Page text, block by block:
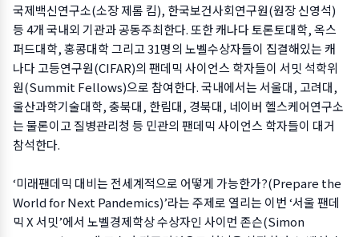
국제백신연구소(소장 제롬 킴), 한국보건사회연구원(원장 신영석)
등 4개 국내외 기관과 공동주최한다. 또한 캐나다 토론토대학, 옥스
퍼드대학, 홍콩대학 그리고 31명의 노벨수상자들이 집결해있는 캐
나다 고등연구원(CIFAR)의 팬데믹 사이언스 학자들이 서밋 석학위
원(Summit Fellows)으로 참여한다. 국내에서는 서울대, 고려대,
울산과학기술대학, 충북대, 한림대, 경북대, 네이버 헬스케어연구소
는 물론이고 질병관리청 등 민관의 팬데믹 사이언스 학자들이 대거
참석한다.
‘미래팬데믹 대비는 전세계적으로 어떻게 가능한가?(Prepare the
World for Next Pandemics)’라는 주제로 열리는 이번 ‘서울 팬데
믹 X 서밋’에서 노벨경제학상 수상자인 사이먼 존슨(Simon